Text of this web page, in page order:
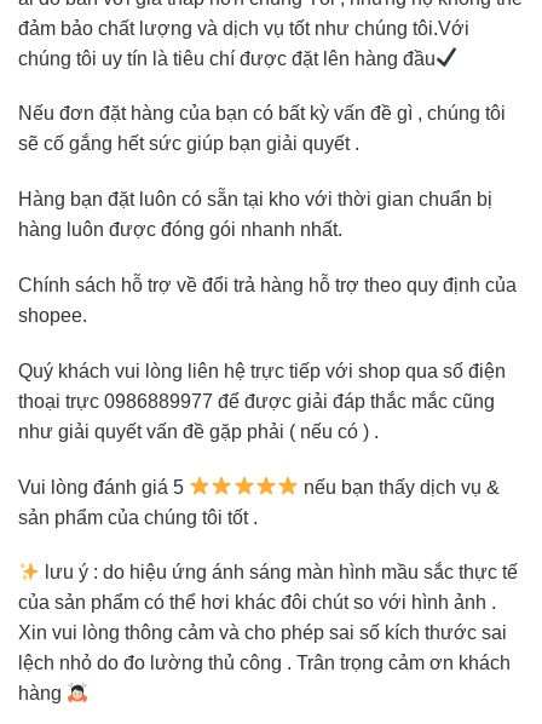
đảm bảo chất lượng và dịch vụ tốt như chúng tôi.Với
chúng tôi uy tín là tiêu chí được đặt lên hàng đầu
Nếu đơn đặt hàng của bạn có bất kỳ vấn đề gì , chúng tôi
sẽ cố gắng hết sức giúp bạn giải quyết .
Hàng bạn đặt luôn có sẵn tại kho với thời gian chuẩn bị
hàng luôn được đóng gói nhanh nhất.
Chính sách hỗ trợ về đổi trả hàng hỗ trợ theo quy định của
shopee.
Quý khách vui lòng liên hệ trực tiếp với shop qua số điện
thoại trực 0986889977 để được giải đáp thắc mắc cũng
như giải quyết vấn đề gặp phải ( nếu có ) .
Vui lòng đánh giá 5
nếu bạn thấy dịch vụ &
sản phẩm của chúng tôi tốt .
lưu ý : do hiệu ứng ánh sáng màn hình mầu sắc thực tế
của sản phẩm có thể hơi khác đôi chút so với hình ảnh .
Xin vui lòng thông cảm và cho phép sai số kích thước sai
lệch nhỏ do đo lường thủ công . Trân trọng cảm ơn khách
hàng